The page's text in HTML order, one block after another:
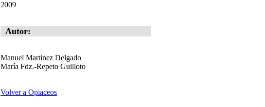
2009
Autor:
Manuel Martinez Delgado
María Fdz.-Repeto Guilloto
Volver a Opiaceos